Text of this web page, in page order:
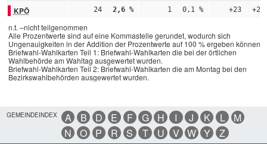
KPÖ 24 2,6 % 1 0,1 % +23
n.t. –nicht teilgenommen
Alle Prozentwerte sind auf eine Kommastelle gerundet, wodurch sich
Ungenauigkeiten in der Addition der Prozentwerte auf 100 % ergeben können.
Briefwahl-Wahlkarten Teil 1: Briefwahl-Wahlkarten die bei der örtlichen
Wahlbehörde am Wahltag ausgewertet wurden.
Briefwahl-Wahlkarten Teil 2: Briefwahl-Wahlkarten die am Montag bei den
Bezirkswahlbehörden ausgewertet wurden.
GEMEINDEINDEX A B D E F G H I J K L
M
N
O P R S T U V W Y Z